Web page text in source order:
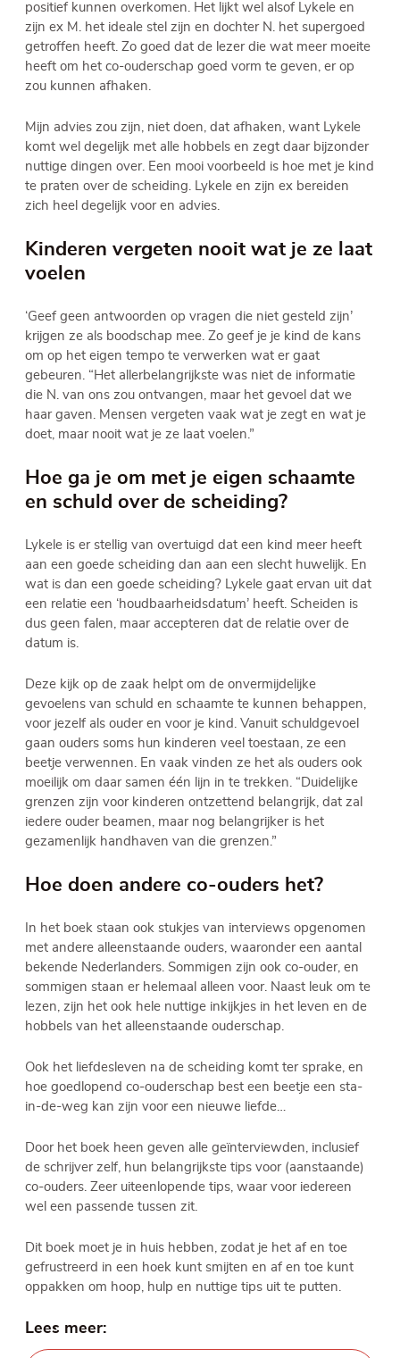
positief kunnen overkomen. Het lijkt wel alsof Lykele en
zijn ex M. het ideale stel zijn en dochter N. het supergoed
getroffen heeft. Zo goed dat de lezer die wat meer moeite
heeft om het co-ouderschap goed vorm te geven, er op
zou kunnen afhaken.
Mijn advies zou zijn, niet doen, dat afhaken, want Lykele
komt wel degelijk met alle hobbels en zegt daar bijzonder
nuttige dingen over. Een mooi voorbeeld is hoe met je kind
te praten over de scheiding. Lykele en zijn ex bereiden
zich heel degelijk voor en advies.
Kinderen vergeten nooit wat je ze laat
voelen
‘Geef geen antwoorden op vragen die niet gesteld zijn’
krijgen ze als boodschap mee. Zo geef je je kind de kans
om op het eigen tempo te verwerken wat er gaat
gebeuren. “Het allerbelangrijkste was niet de informatie
die N. van ons zou ontvangen, maar het gevoel dat we
haar gaven. Mensen vergeten vaak wat je zegt en wat je
doet, maar nooit wat je ze laat voelen.”
Hoe ga je om met je eigen schaamte
en schuld over de scheiding?
Lykele is er stellig van overtuigd dat een kind meer heeft
aan een goede scheiding dan aan een slecht huwelijk. En
wat is dan een goede scheiding? Lykele gaat ervan uit dat
een relatie een ‘houdbaarheidsdatum’ heeft. Scheiden is
dus geen falen, maar accepteren dat de relatie over de
datum is.
Deze kijk op de zaak helpt om de onvermijdelijke
gevoelens van schuld en schaamte te kunnen behappen,
voor jezelf als ouder en voor je kind. Vanuit schuldgevoel
gaan ouders soms hun kinderen veel toestaan, ze een
beetje verwennen. En vaak vinden ze het als ouders ook
moeilijk om daar samen één lijn in te trekken. “Duidelijke
grenzen zijn voor kinderen ontzettend belangrijk, dat zal
iedere ouder beamen, maar nog belangrijker is het
gezamenlijk handhaven van die grenzen.”
Hoe doen andere co-ouders het?
In het boek staan ook stukjes van interviews opgenomen
met andere alleenstaande ouders, waaronder een aantal
bekende Nederlanders. Sommigen zijn ook co-ouder, en
sommigen staan er helemaal alleen voor. Naast leuk om te
lezen, zijn het ook hele nuttige inkijkjes in het leven en de
hobbels van het alleenstaande ouderschap.
Ook het liefdesleven na de scheiding komt ter sprake, en
hoe goedlopend co-ouderschap best een beetje een sta-
in-de-weg kan zijn voor een nieuwe liefde…
Door het boek heen geven alle geïnterviewden, inclusief
de schrijver zelf, hun belangrijkste tips voor (aanstaande)
co-ouders. Zeer uiteenlopende tips, waar voor iedereen
wel een passende tussen zit.
Dit boek moet je in huis hebben, zodat je het af en toe
gefrustreerd in een hoek kunt smijten en af en toe kunt
oppakken om hoop, hulp en nuttige tips uit te putten.
Lees meer: